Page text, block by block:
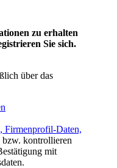
zu erhalten
Sie sich.
über das
Firmenprofil-Daten,
bzw. kontrollieren
mit